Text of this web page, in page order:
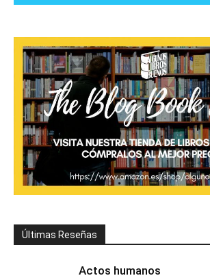
Últimas Reseñas
Actos humanos